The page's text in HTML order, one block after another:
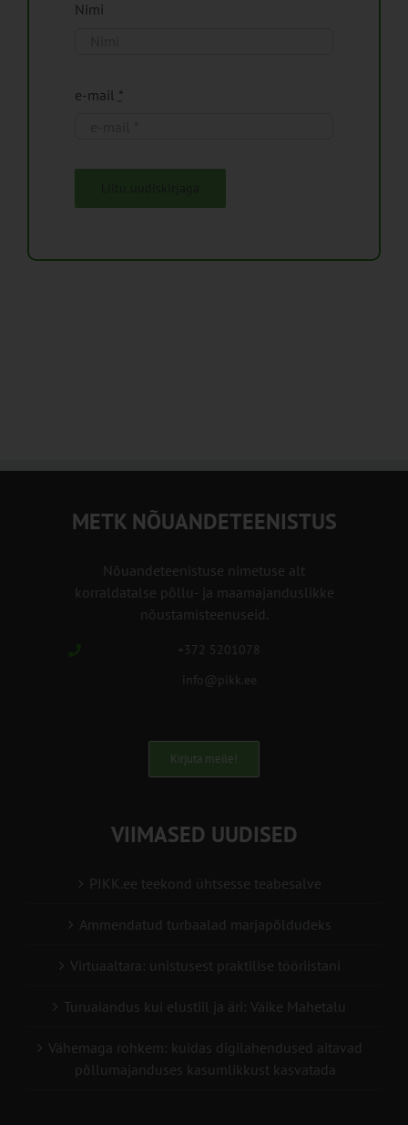
Nimi
e-mail *
METK NÕUANDETEENISTUS
Nõuandeteenistuse nimetuse alt
korraldatalse põllu- ja maamajanduslikke
nõustamisteenuseid.
+372 5201078
info@pikk.ee
Kirjuta meile!
VIIMASED UUDISED
PIKK.ee teekond ühtsesse teabesalve
Ammendatud turbaalad marjapõldudeks
Virtuaaltara: unistusest praktilise tööriistani
Turuaiandus kui elustiil ja äri: Väike Mahetalu
Vähemaga rohkem: kuidas digilahendused aitavad
põllumajanduses kasumlikkust kasvatada